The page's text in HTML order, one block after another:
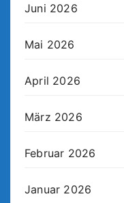
Juni 2026
Mai 2026
April 2026
März 2026
Februar 2026
Januar 2026